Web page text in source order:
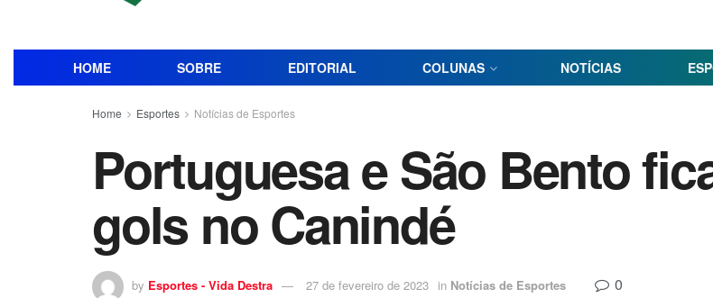
HOME SOBRE EDITORIAL COLUNAS NOTÍCIAS
Home Esportes Notícias de Esportes
Portuguesa e São Bento
gols no Canindé
by Esportes - Vida Destra 27 de fevereiro de 2023 in Notícias de Esportes 0